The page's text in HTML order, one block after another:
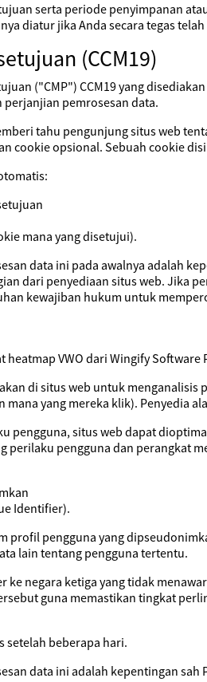
serta periode penyimpanan
diatur jika Anda secara tegas
(CCM19)
("CMP") CCM19 yang
pemrosesan data.
tahu pengunjung situs web
cookie opsional. Sebuah cookie
mana yang disetujui).
data ini pada awalnya adalah
dari penyediaan situs web. Jika
kewajiban hukum untuk
heatmap VWO dari Wingify Software
di situs web untuk
mana yang mereka klik). Penyedia
pengguna, situs web dapat
perilaku pengguna dan perangkat
Identifier).
profil pengguna yang
lain tentang pengguna tertentu.
ke negara ketiga yang tidak
guna memastikan tingkat
setelah beberapa hari.
data ini adalah kepentingan